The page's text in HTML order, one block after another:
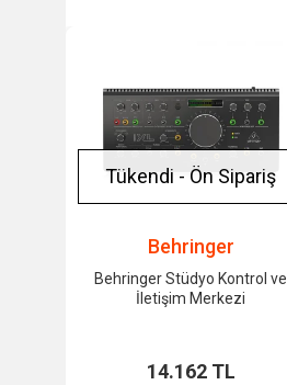
Tükendi - Ön Sipariş
Behringer
Behringer Stüdyo Kontrol ve
İletişim Merkezi
14.162 TL